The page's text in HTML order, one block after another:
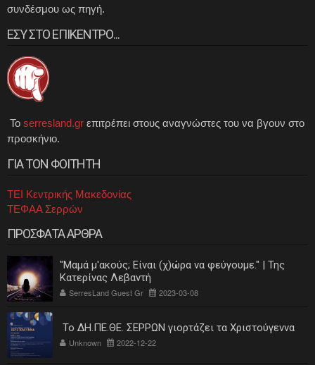
συνδέσμου ως πηγή.
ΕΣΥ ΣΤΟ ΕΠΙΚΕΝΤΡΟ...
Το serresland.gr επιτρέπει στους αναγνώστες του να βγουν στο
προσκήνιο.
ΓΙΑ ΤΟΝ ΦΟΙΤΗΤΗ
ΤΕΙ Κεντρικής Μακεδονίας
ΤΕΦΑΑ Σερρών
ΠΡΟΣΦΑΤΑ ΑΡΘΡΑ
"Μαμά μ'ακούς; Είναι (χ)ώρα να φεύγουμε." | Της
Κατερίνας Λεβαντή
SerresLand Guest Gr 2023-03-08
Το ΔΗ.ΠΕ.ΘΕ. ΣΕΡΡΩΝ γιορτάζει τα Χριστούγεννα
Unknown 2022-12-22